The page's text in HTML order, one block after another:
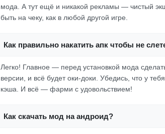
мода. А тут ещё и никакой рекламы — чистый
быть на чеку, как в любой другой игре.
Как правильно накатить апк чтобы не
Легко! Главное — перед установкой мода
версии, и всё будет оки-доки. Убедись, что у
кэша. И всё — фарми с удовольствием!
Как скачать мод на андроид?